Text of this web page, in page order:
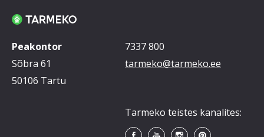
Peakontor
Sõbra 61
50106 Tartu
7337 800
tarmeko@tarmeko.ee
Tarmeko teistes kanalites: